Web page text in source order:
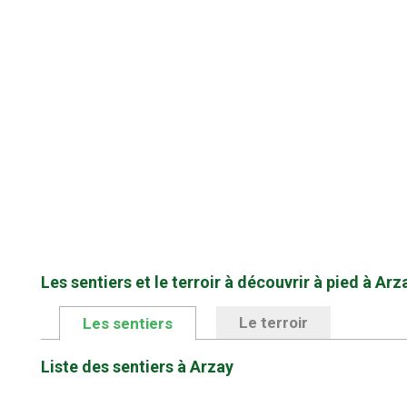
Les sentiers et le terroir à découvrir à pied à
Les sentiers Le terroir
Liste des sentiers à Arzay